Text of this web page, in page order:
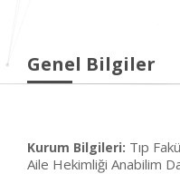
Genel Bilgiler
Kurum Bilgileri: Tıp
Aile Hekimliği Anabilim